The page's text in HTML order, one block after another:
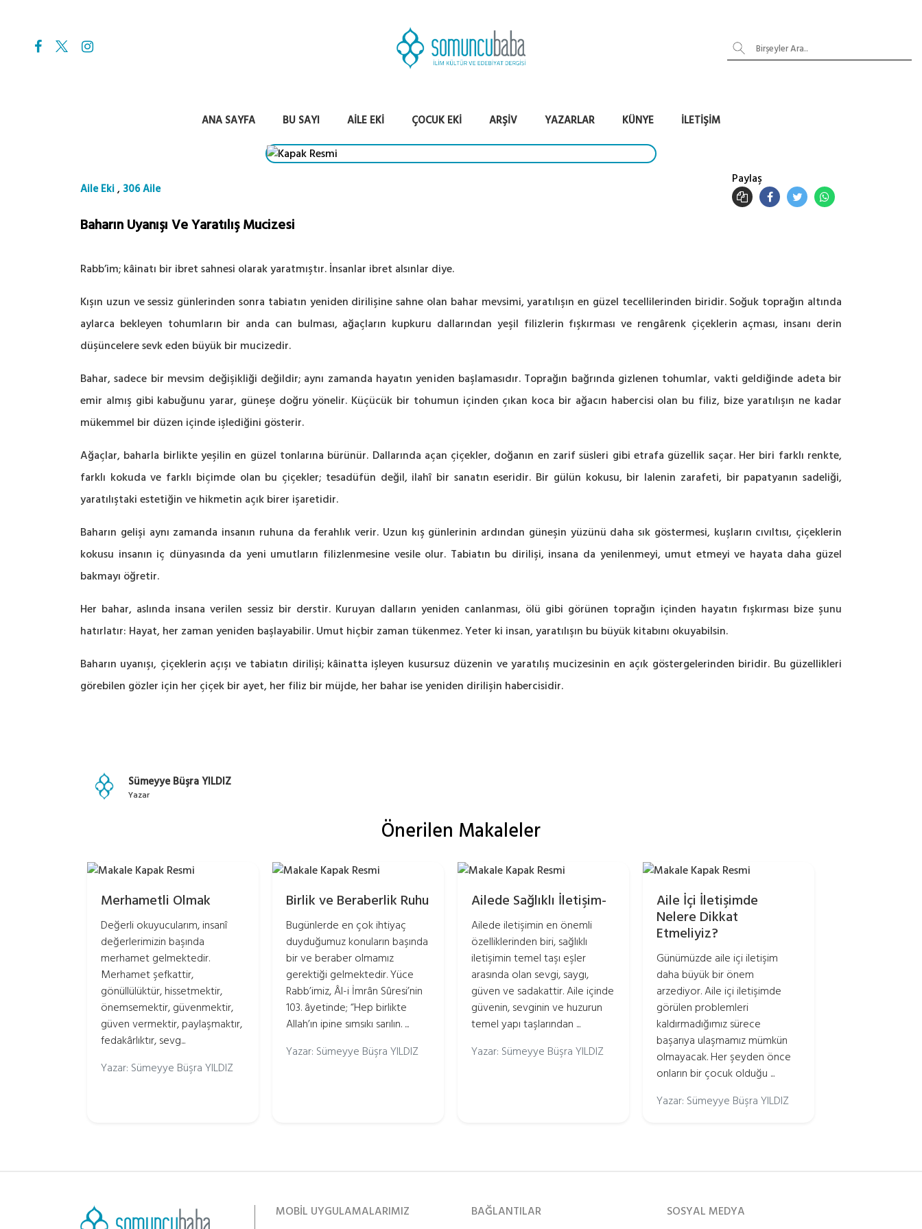
ANA SAYFA BU SAYI AILE EKI ÇOCUK EKI ARŞIV YAZARLAR KÜNYE İLETIŞIM
Aile Eki, 306 Aile
Paylaş
Baharın Uyanışı Ve Yaratılış Mucizesi
Rabb’im; kâinatı bir ibret sahnesi olarak yaratmıştır. İnsanlar ibret alsınlar diye.
Kışın uzun ve sessiz günlerinden sonra tabiatın yeniden dirilişine sahne olan bahar mevsimi, yaratılışın en güzel tecellilerinden biridir. Soğuk toprağın altında
aylarca bekleyen tohumların bir anda can bulması, ağaçların kupkuru dallarından yeşil filizlerin fışkırması ve rengârenk çiçeklerin açması, insanı derin
düşüncelere sevk eden büyük bir mucizedir.
Bahar, sadece bir mevsim değişikliği değildir; aynı zamanda hayatın yeniden başlamasıdır. Toprağın bağrında gizlenen tohumlar, vakti geldiğinde adeta bir
emir almış gibi kabuğunu yarar, güneşe doğru yönelir. Küçücük bir tohumun içinden çıkan koca bir ağacın habercisi olan bu filiz, bize yaratılışın ne kadar
mükemmel bir düzen içinde işlediğini gösterir.
Ağaçlar, baharla birlikte yeşilin en güzel tonlarına bürünür. Dallarında açan çiçekler, doğanın en zarif süsleri gibi etrafa güzellik saçar. Her biri farklı renkte,
farklı kokuda ve farklı biçimde olan bu çiçekler; tesadüfün değil, ilahî bir sanatın eseridir. Bir gülün kokusu, bir lalenin zarafeti, bir papatyanın sadeliği,
yaratılıştaki estetiğin ve hikmetin açık birer işaretidir.
Baharın gelişi aynı zamanda insanın ruhuna da ferahlık verir. Uzun kış günlerinin ardından güneşin yüzünü daha sık göstermesi, kuşların cıvıltısı, çiçeklerin
kokusu insanın iç dünyasında da yeni umutların filizlenmesine vesile olur. Tabiatın bu dirilişi, insana da yenilenmeyi, umut etmeyi ve hayata daha güzel
bakmayı öğretir.
Her bahar, aslında insana verilen sessiz bir derstir. Kuruyan dalların yeniden canlanması, ölü gibi görünen toprağın içinden hayatın fışkırması bize şunu
hatırlatır: Hayat, her zaman yeniden başlayabilir. Umut hiçbir zaman tükenmez. Yeter ki insan, yaratılışın bu büyük kitabını okuyabilsin.
Baharın uyanışı, çiçeklerin açışı ve tabiatın dirilişi; kâinatta işleyen kusursuz düzenin ve yaratılış mucizesinin en açık göstergelerinden biridir. Bu güzellikleri
görebilen gözler için her çiçek bir ayet, her filiz bir müjde, her bahar ise yeniden dirilişin habercisidir.
Sümeyye Büşra YILDIZ
Yazar
Önerilen Makaleler
Merhametli Olmak
Değerli okuyucularım, insanî
değerlerimizin başında
merhamet gelmektedir.
Merhamet şefkattir,
gönüllülüktür, hissetmektir,
önemsemektir, güvenmektir,
güven vermektir, paylaşmaktır,
fedakârlıktır, sevg...
Yazar: Sümeyye Büşra YILDIZ
Birlik ve Beraberlik Ruhu
Bugünlerde en çok ihtiyaç
duyduğumuz konuların başında
bir ve beraber olmamız
gerektiği gelmektedir. Yüce
Rabb’imiz, Âl-i İmrân Sûresi’nin
103. âyetinde; “Hep birlikte
Allah’ın ipine sımsıkı sarılın. ...
Yazar: Sümeyye Büşra YILDIZ
Ailede Sağlıklı İletişim-
Ailede iletişimin en önemli
özelliklerinden biri, sağlıklı
iletişimin temel taşı eşler
arasında olan sevgi, saygı,
güven ve sadakattir. Aile içinde
güvenin, sevginin ve huzurun
temel yapı taşlarından ...
Yazar: Sümeyye Büşra YILDIZ
Aile İçi İletişimde
Nelere Dikkat
Etmeliyiz?
Günümüzde aile içi iletişim
daha büyük bir önem
arzediyor. Aile içi iletişimde
görülen problemleri
kaldırmadığımız sürece
başarıya ulaşmamız mümkün
olmayacak. Her şeyden önce
onların bir çocuk olduğu ...
Yazar: Sümeyye Büşra YILDIZ
MOBİL UYGULAMALARIMIZ BAĞLANTILAR SOSYAL MEDYA